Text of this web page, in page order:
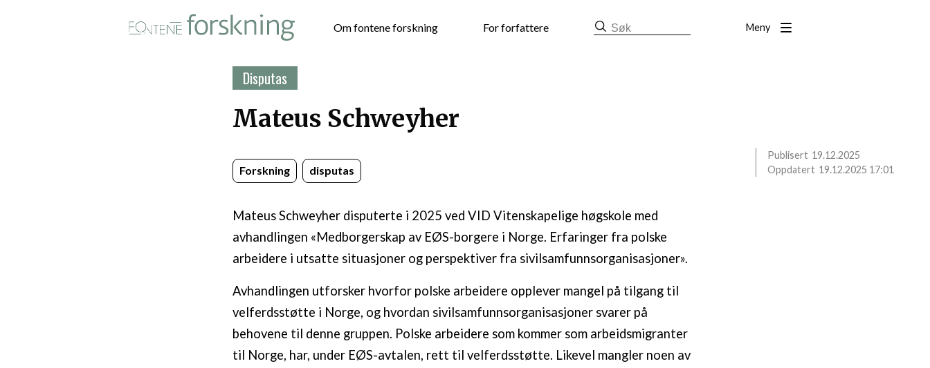
Om fontene forskning For forfattere Meny
Fontene forskning i PDF-format
Disputas
Mateus Schweyher
Forskning disputas
Mateus Schweyher disputerte i 2025 ved VID Vitenskapelige høgskole med
avhandlingen «Medborgerskap av EØS-borgere i Norge. Erfaringer fra polske
arbeidere i utsatte situasjoner og perspektiver fra sivilsamfunnsorganisasjoner».
Avhandlingen utforsker hvorfor polske arbeidere opplever mangel på tilgang til
velferdsstøtte i Norge, og hvordan sivilsamfunnsorganisasjoner svarer på
behovene til denne gruppen. Polske arbeidere som kommer som arbeidsmigranter
til Norge, har, under EØS-avtalen, rett til velferdsstøtte. Likevel mangler noen av
19.12.2025
19.12.2025 17:01